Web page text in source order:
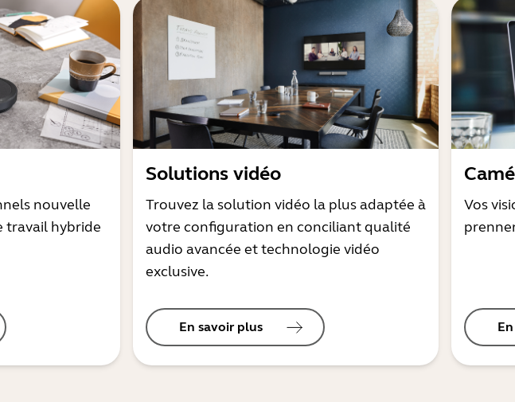
nouvelle
travail hybride
Solutions vidéo
Trouvez la solution vidéo la plus adaptée à
votre configuration en conciliant qualité
audio avancée et technologie vidéo
exclusive.
En savoir plus
Vos